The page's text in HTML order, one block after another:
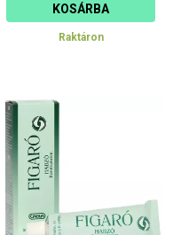
KOSÁRBA
Raktáron